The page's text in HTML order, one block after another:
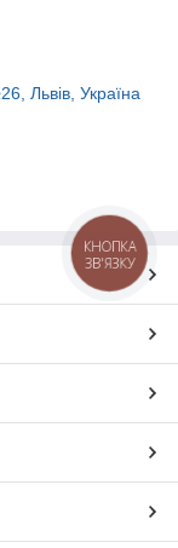
Львів, Україна
КНОПКА
ЗВ'ЯЗКУ